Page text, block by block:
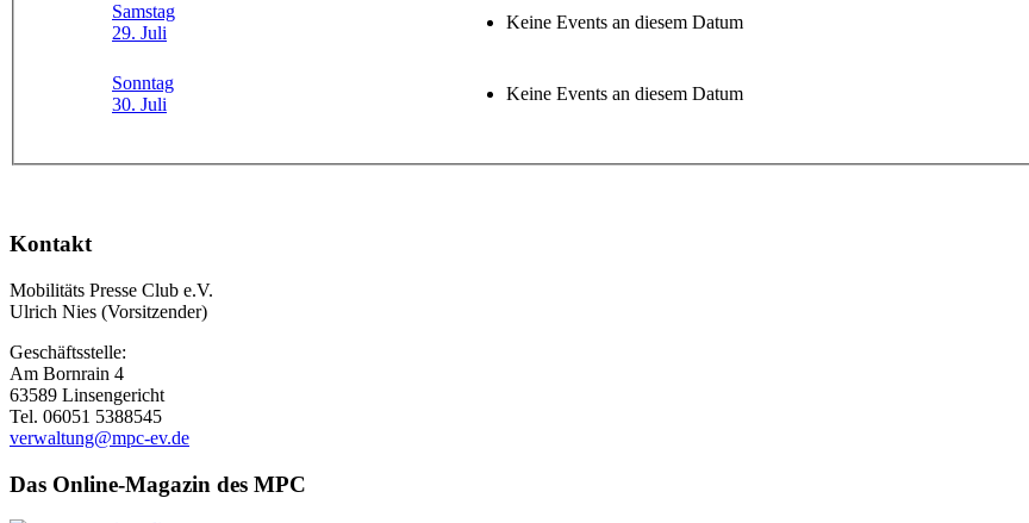
Samstag
29. Juli
Keine Events an diesem Datum
Sonntag
30. Juli
Keine Events an diesem Datum
Kontakt
Mobilitäts Presse Club e.V.
Ulrich Nies (Vorsitzender)
Geschäftsstelle:
Am Bornrain 4
63589 Linsengericht
Tel. 06051 5388545
verwaltung@mpc-ev.de
Das Online-Magazin des MPC